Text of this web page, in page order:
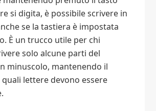
si digita, è possibile scrivere in
se la tastiera è impostata
È un trucco utile per chi
solo alcune parti del
minuscolo, mantenendo il
lettere devono essere